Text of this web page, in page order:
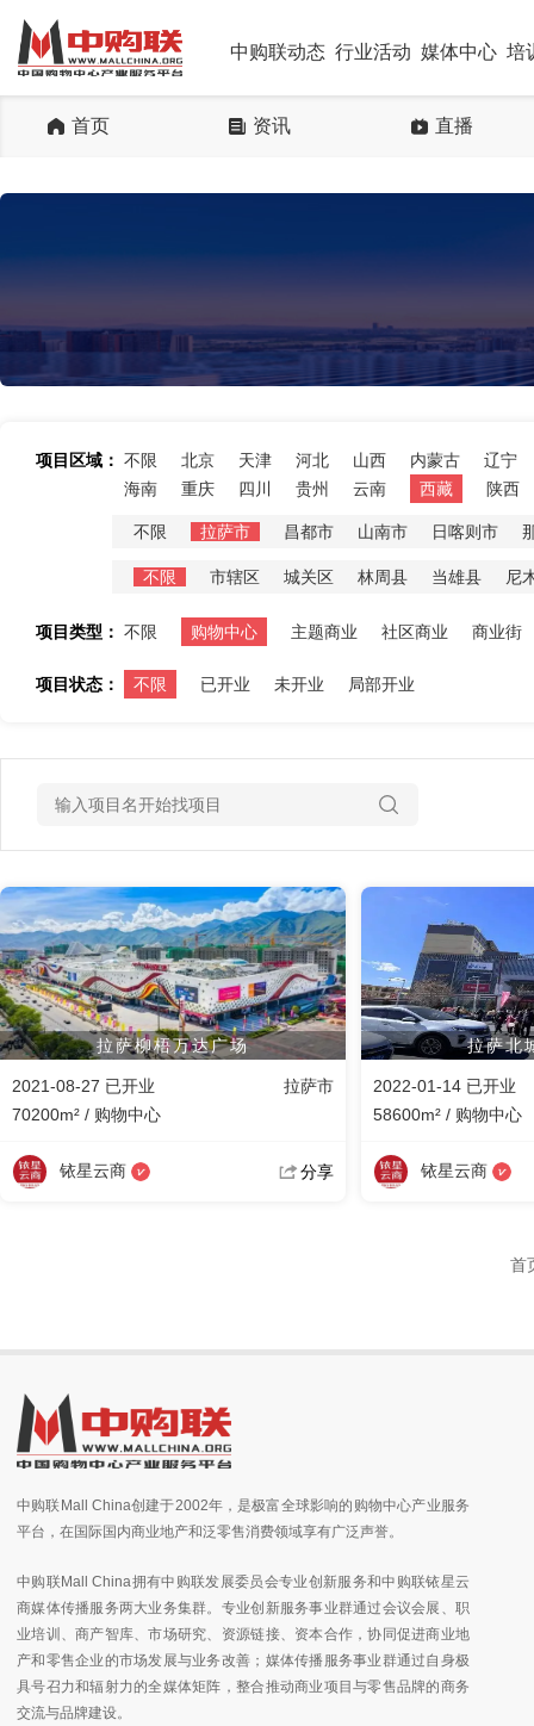
中购联动态 行业活动 媒体中心 培
首页 资讯 直播
项目区域： 不限 北京 天津 河北 山西 内蒙古
辽宁
海南
重庆 四川 贵州 云南 西藏 陕西
不限 拉萨市 昌都市 山南市 日喀则市
不限 市辖区 城关区 林周县 当雄县 尼
项目类型： 不限 购物中心 主题商业 社区商业 商业街
项目状态： 不限 已开业 未开业 局部开业
拉萨柳梧万达广场
2021-08-27 已开业
拉萨市
70200m² / 购物中心
铱星云商 分享
拉萨北
2022-01-14 已开业
58600m² / 购物中心
铱星云商
首
中购联Mall China创建于2002年，是极富全球影响的购物中心产业服务
平台，在国际国内商业地产和泛零售消费领域享有广泛声誉。
中购联Mall China拥有中购联发展委员会专业创新服务和中购联铱星云
商媒体传播服务两大业务集群。专业创新服务事业群通过会议会展、职
业培训、商产智库、市场研究、资源链接、资本合作，协同促进商业地
产和零售企业的市场发展与业务改善；媒体传播服务事业群通过自身极
具号召力和辐射力的全媒体矩阵，整合推动商业项目与零售品牌的商务
交流与品牌建设。